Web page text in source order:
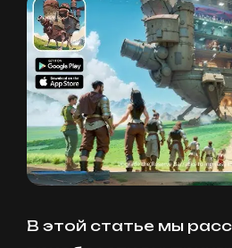
В этой статье мы